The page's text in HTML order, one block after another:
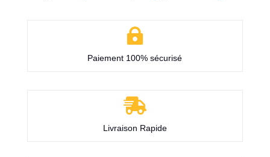

Paiement 100% sécurisé

Livraison Rapide